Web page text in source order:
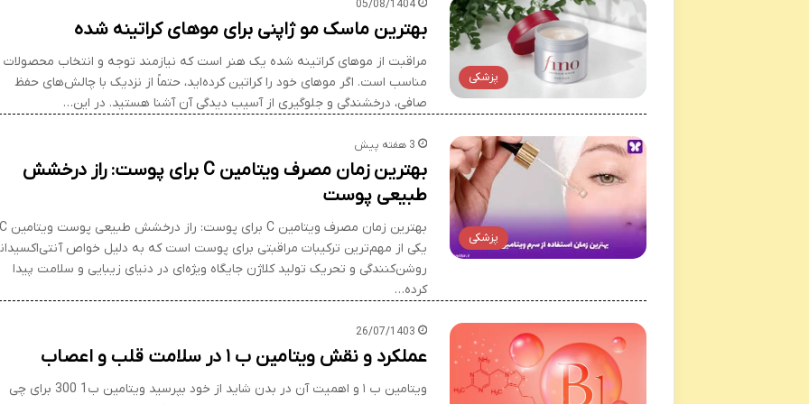
پزشکی
05/08/1404
بهترین ماسک مو ژاپنی برای موهای کراتینه شده
مراقبت از موهای کراتینه شده یک هنر است که نیازمند توجه و انتخاب محصولات
مناسب است. اگر موهای خود را کراتین کرده‌اید، حتماً از نزدیک با چالش‌های حفظ
صافی، درخشندگی و جلوگیری از آسیب دیدگی آن آشنا هستید. در این…
پزشکی
3 هفته پیش
بهترین زمان مصرف ویتامین C برای پوست: راز درخشش
طبیعی پوست
بهترین زمان مصرف ویتامین C برای پوست: راز درخشش طبیعی پوست ویتامین C
یکی از مهم‌ترین ترکیبات مراقبتی برای پوست است که به دلیل خواص
روشن‌کنندگی و تحریک تولید کلاژن جایگاه ویژه‌ای در دنیای زیبایی و سلامت پیدا
کرده…
26/07/1403
عملکرد و نقش ویتامین ب ۱ در سلامت قلب و اعصاب
ویتامین ب ۱ و اهمیت آن در بدن شاید از خود بپرسید ویتامین ب1 300 برای چی